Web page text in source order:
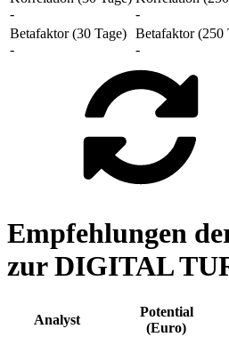
-
-
Betafaktor (30 Tage)
-
Betafaktor (250
-
Empfehlungen
zur DIGITAL
Analyst
Potential
(Euro)